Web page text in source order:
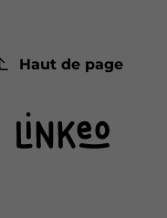
Haut de page